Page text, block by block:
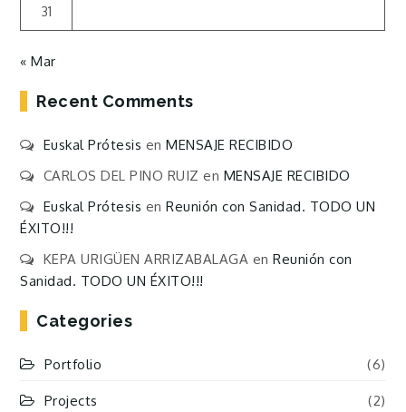
31
« Mar
Recent Comments
Euskal Prótesis enMENSAJE RECIBIDO
CARLOS DEL PINO RUIZ en MENSAJE RECIBIDO
Euskal Prótesis enReunión con Sanidad. TODO UN
ÉXITO!!!
KEPA URIGÜEN ARRIZABALAGA enReunión con
Sanidad. TODO UN ÉXITO!!!
Categories
Portfolio (6)
Projects (2)